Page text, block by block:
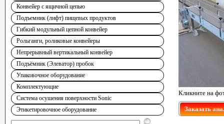
Конвейер с ящичной цепью
Подъемник (лифт) пищевых продуктов
Гибкий модульный цепной конвейер
Рольганги, роликовые конвейеры
Непрерывный вертикальный конвейер
Подъёмник (Элеватор) пробок
Упаковочное оборудование
Комплектующие
Система осушения поверхности Sonic
Этикетировочное оборудование
Кликните на
Заказать